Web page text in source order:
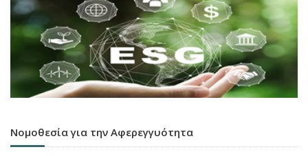
Νομοθεσία για την Αφερεγγυότητα